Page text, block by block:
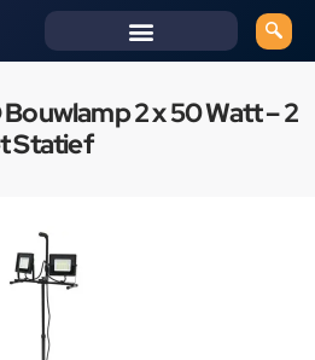
2 x 50 Watt – 2
Statief